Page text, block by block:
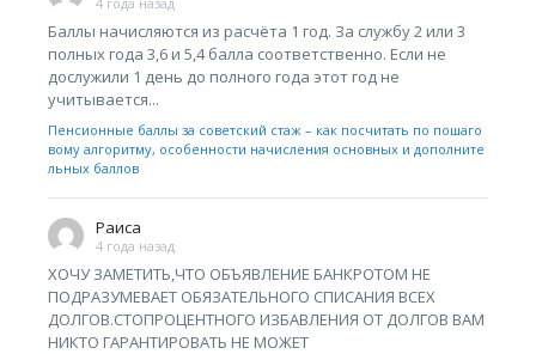
Баллы начисляются из расчёта 1 год. За службу 2 или 3
полных года 3,6 и 5,4 балла соответственно. Если не
дослужили 1 день до полного года этот год не
учитывается...
Пенсионные баллы за советский стаж – как посчитать по пошаго
вому алгоритму, особенности начисления основных и дополните
льных баллов
Раиса
4 года назад
ХОЧУ ЗАМЕТИТЬ,ЧТО ОБЪЯВЛЕНИЕ БАНКРОТОМ НЕ
ПОДРАЗУМЕВАЕТ ОБЯЗАТЕЛЬНОГО СПИСАНИЯ ВСЕХ
ДОЛГОВ.СТОПРОЦЕНТНОГО ИЗБАВЛЕНИЯ ОТ ДОЛГОВ ВАМ
НИКТО ГАРАНТИРОВАТЬ НЕ МОЖЕТ